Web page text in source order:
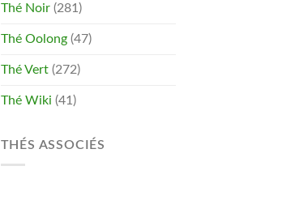
Thé Noir(281)
Thé Oolong(47)
Thé Vert(272)
Thé Wiki (41)
THÉS ASSOCIÉS